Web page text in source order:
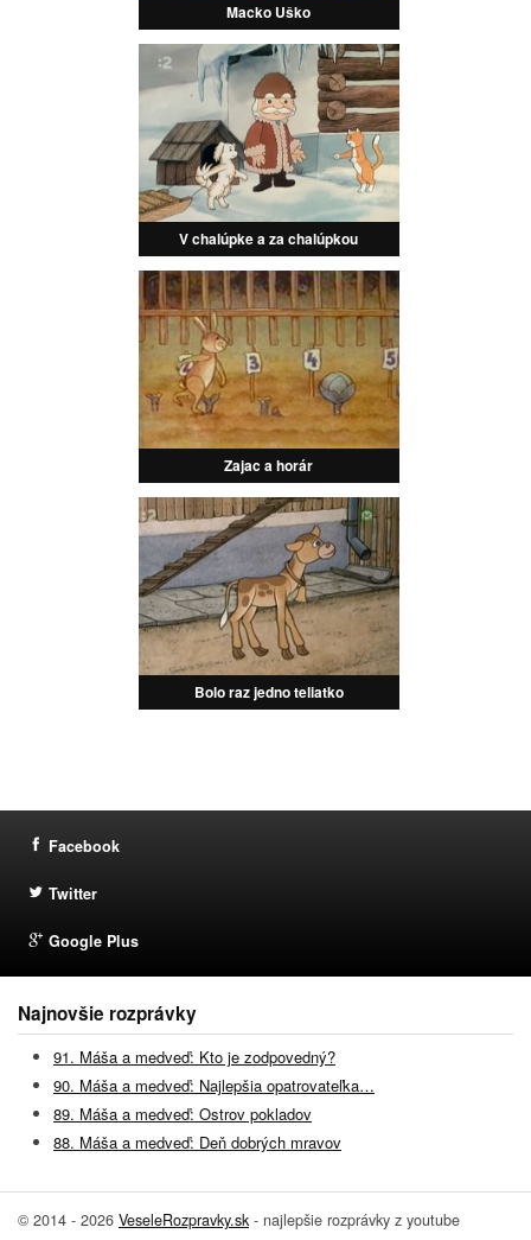
Macko Uško
V chalúpke a za chalúpkou
Zajac a horár
Bolo raz jedno teliatko
Facebook
Twitter
Google Plus
Najnovšie rozprávky
91. Máša a medveď: Kto je zodpovedný?
90. Máša a medveď: Najlepšia opatrovateľka…
89. Máša a medveď: Ostrov pokladov
88. Máša a medveď: Deň dobrých mravov
© 2014 - 2026 VeseleRozpravky.sk - najlepšie rozprávky z youtube